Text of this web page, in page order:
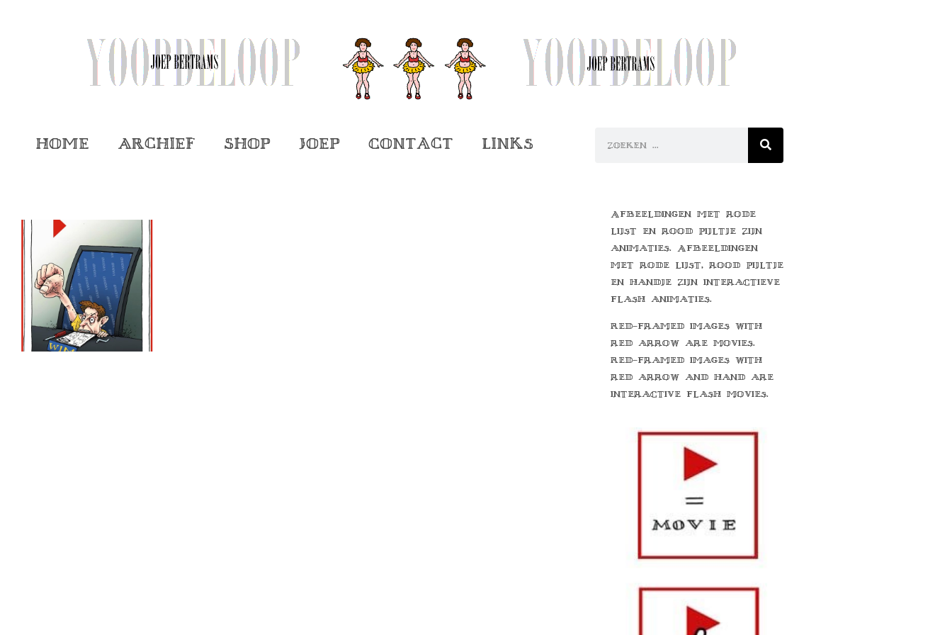
Home Archief Shop Joep Contact Links
Afbeeldingen met rode
lijst en rood pijltje zijn
animaties. Afbeeldingen
met rode lijst, rood pijltje
en handje zijn interactieve
flash animaties.
Red-framed images with
red arrow are movies.
Red-framed images with
red arrow and hand are
interactive flash movies.